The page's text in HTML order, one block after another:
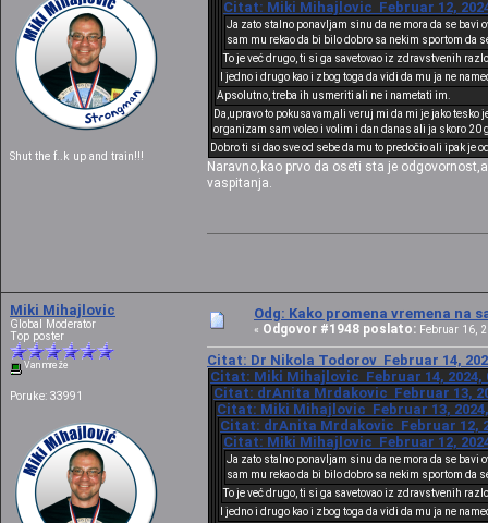
Shut the f..k up and train!!!
Citat: Miki Mihajlovic Februar 12,
Ja zato stalno ponavljam sinu da ne mora da se bavi
sam mu rekao da bi bilo dobro sa nekim sportom da
To je već drugo, ti si ga savetovao iz zdravstvenih
I jedno i drugo kao i zbog toga da vidi da mu ja ne
Apsolutno, treba ih usmeriti ali ne i nametati im.
Da,upravo to pokusavam,ali veruj mi da mi je jako
organizam sam voleo i volim i dan danas ali ja skoro
Dobro ti si dao sve od sebe da mu to predočio ali ipak je
Naravno,kao prvo da oseti sta je
vaspitanja.
Miki Mihajlovic
Global Moderator
Top poster
Van mreže
Poruke: 33991
Odg: Kako promena vremena na
« Odgovor #1948 poslato: Februar 16,
Citat: Dr Nikola Todorov Februar 14,
Citat: Miki Mihajlovic Februar 14, 2024,
Citat: drAnita Mrdakovic Februar 13,
Citat: Miki Mihajlovic Februar 13, 2024,
Citat: drAnita Mrdakovic Februar 12,
Citat: Miki Mihajlovic Februar 12,
Ja zato stalno ponavljam sinu da ne mora da se bavi
sam mu rekao da bi bilo dobro sa nekim sportom da
To je već drugo, ti si ga savetovao iz zdravstvenih
I jedno i drugo kao i zbog toga da vidi da mu ja ne